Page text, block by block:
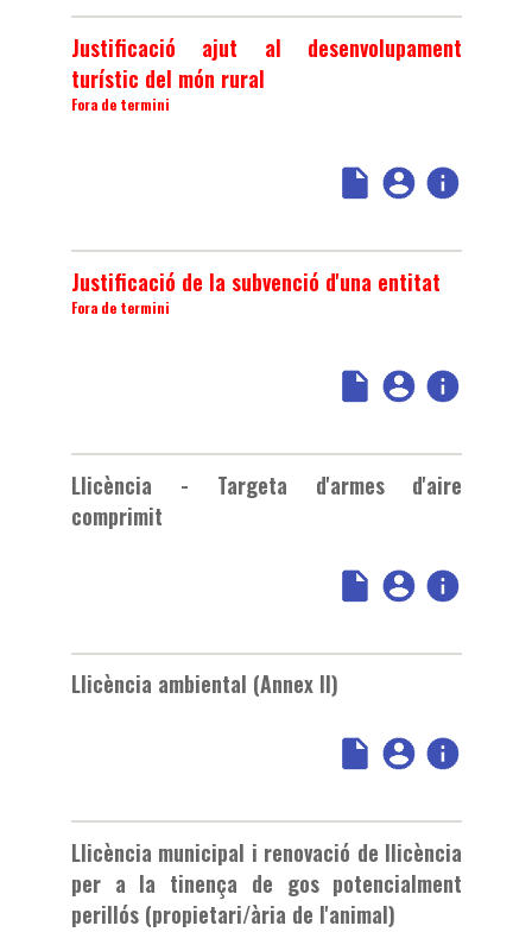
Justificació ajut al desenvolupament
turístic del món rural
Fora de termini
Justificació de la subvenció d'una entitat
Fora de termini
Llicència - Targeta d'armes d'aire
comprimit
Llicència ambiental (Annex II)
Llicència municipal i renovació de llicència
per a la tinença de gos potencialment
perillós (propietari/ària de l'animal)